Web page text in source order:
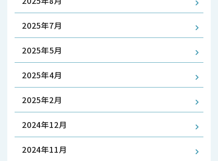
2025年7月
2025年5月
2025年4月
2025年2月
2024年12月
2024年11月